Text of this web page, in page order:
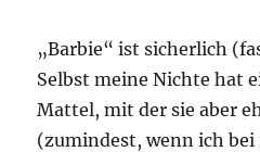
„Barbie“ ist sicherlich
Selbst meine Nichte hat
Mattel, mit der sie aber
(zumindest, wenn ich